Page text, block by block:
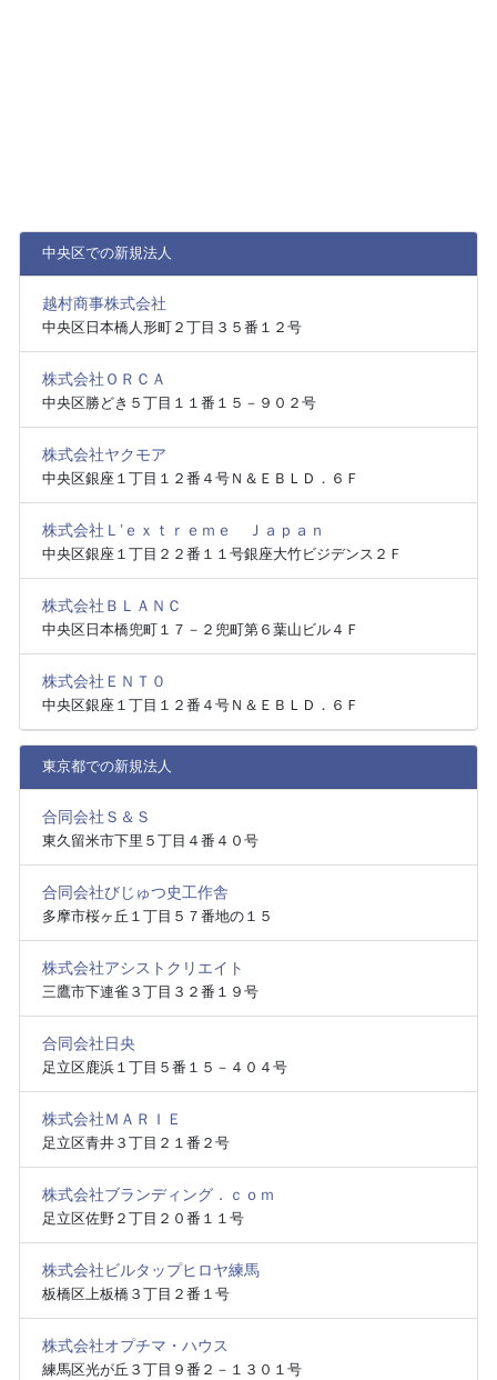
中央区での新規法人
越村商事株式会社
中央区日本橋人形町２丁目３５番１２号
株式会社ＯＲＣＡ
中央区勝どき５丁目１１番１５－９０２号
株式会社ヤクモア
中央区銀座１丁目１２番４号Ｎ＆ＥＢＬＤ．６Ｆ
株式会社Ｌ’ｅｘｔｒｅｍｅ Ｊａｐａｎ
中央区銀座１丁目２２番１１号銀座大竹ビジデンス２Ｆ
株式会社ＢＬＡＮＣ
中央区日本橋兜町１７－２兜町第６葉山ビル４Ｆ
株式会社ＥＮＴ０
中央区銀座１丁目１２番４号Ｎ＆ＥＢＬＤ．６Ｆ
東京都での新規法人
合同会社Ｓ＆Ｓ
東久留米市下里５丁目４番４０号
合同会社びじゅつ史工作舎
多摩市桜ヶ丘１丁目５７番地の１５
株式会社アシストクリエイト
三鷹市下連雀３丁目３２番１９号
合同会社日央
足立区鹿浜１丁目５番１５－４０４号
株式会社ＭＡＲＩＥ
足立区青井３丁目２１番２号
株式会社ブランディング．ｃｏｍ
足立区佐野２丁目２０番１１号
株式会社ビルタップヒロヤ練馬
板橋区上板橋３丁目２番１号
株式会社オプチマ・ハウス
練馬区光が丘３丁目９番２－１３０１号